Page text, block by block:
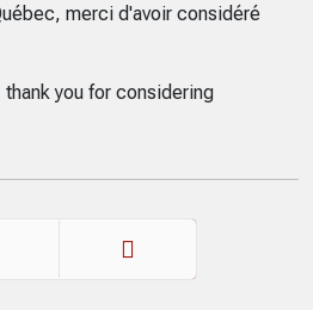
merci d'avoir considéré
you for considering